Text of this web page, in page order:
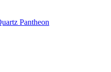
Pantheon